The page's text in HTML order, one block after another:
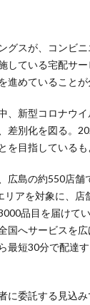
グスが、コンビ
している宅配サ
進めていることが
、新型コロナウ
差別化を図る。
を目指しているも
広島の約550店舗
アを対象に、店
品目を届けて
国へサービスを
最短30分で配達
に委託する見込